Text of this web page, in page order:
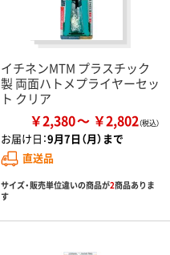
イチネンMTM プラスチック
製 両面ハトメプライヤーセッ
ト クリア
￥2,380 ￥2,802
お届け日：9月7日（月）まで
直送品
サイズ・販売単位違いの商品が2商品ありま
す